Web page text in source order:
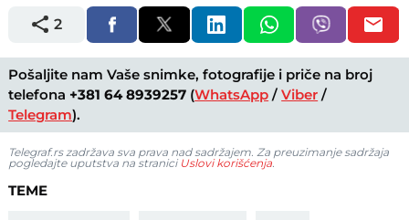
2
Pošaljite nam Vaše snimke, fotografije i priče na broj
telefona +381 64 8939257 (WhatsApp /Viber /
Telegram).
Telegraf.rs zadržava sva prava nad sadržajem. Za preuzimanje sadržaja
pogledajte uputstva na stranici Uslovi korišćenja.
TEME